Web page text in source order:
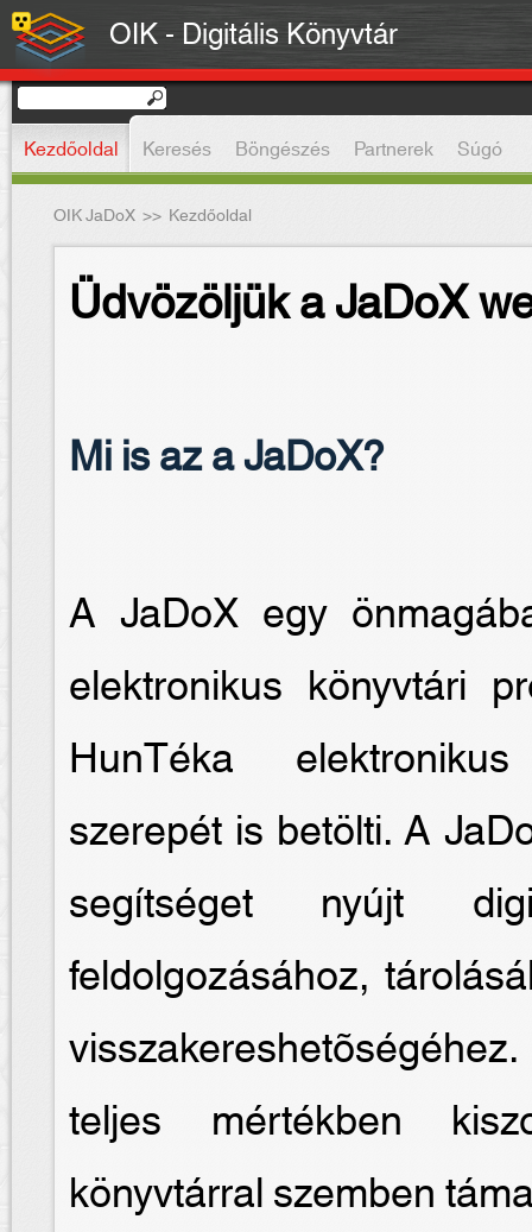
OIK - Digitális Könyvtár
Kezdőoldal Keresés Böngészés Partnerek Súgó
OIK JaDoX >> Kezdőoldal
Üdvözöljük a JaDoX
Mi is az a JaDoX?
A JaDoX egy
elektronikus könyvtári
HunTéka
szerepét is betölti. A
segítséget nyújt
feldolgozásához,
teljes mértékben
könyvtárral szemben